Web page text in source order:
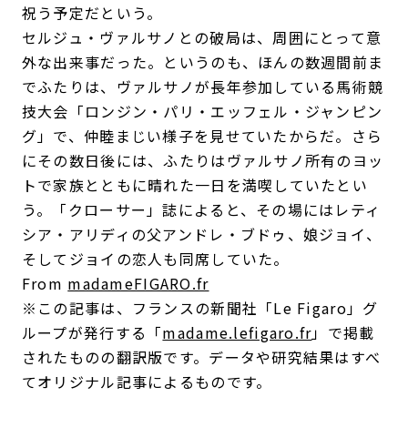
祝う予定だという。
セルジュ・ヴァルサノとの破局は、周囲にとって意
外な出来事だった。というのも、ほんの数週間前ま
でふたりは、ヴァルサノが長年参加している馬術競
技大会「ロンジン・パリ・エッフェル・ジャンピン
グ」で、仲睦まじい様子を見せていたからだ。さら
にその数日後には、ふたりはヴァルサノ所有のヨッ
トで家族とともに晴れた一日を満喫していたとい
う。「クローサー」誌によると、その場にはレティ
シア・アリディの父アンドレ・ブドゥ、娘ジョイ、
そしてジョイの恋人も同席していた。
From madameFIGARO.fr
※この記事は、フランスの新聞社「Le Figaro」グ
ループが発行する「madame.lefigaro.fr」で掲載
されたものの翻訳版です。データや研究結果はすべ
てオリジナル記事によるものです。